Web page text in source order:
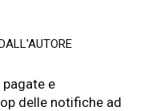
e
delle notifiche ad